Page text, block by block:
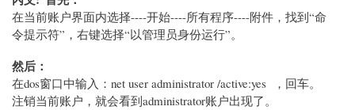
在当前账户界面内选择----开始----所有程序----附件，找到“命
令提示符”，右键选择“以管理员身份运行”。
然后：
在dos窗口中输入：net user administrator /active:yes ，回车。
注销当前账户，就会看到administrator账户出现了。